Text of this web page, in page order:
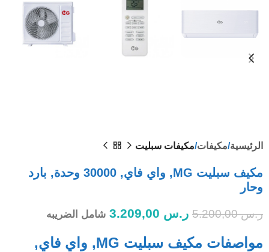
الرئيسية مكيفات مكيفات سبليت
مكيف سبليت MG, واي فاي, 30000 وحدة, بارد
وحار
ر.س5.200,00 ر.س شامل الضريبه
مواصفات مكيف سبليت MG, واي فاي,